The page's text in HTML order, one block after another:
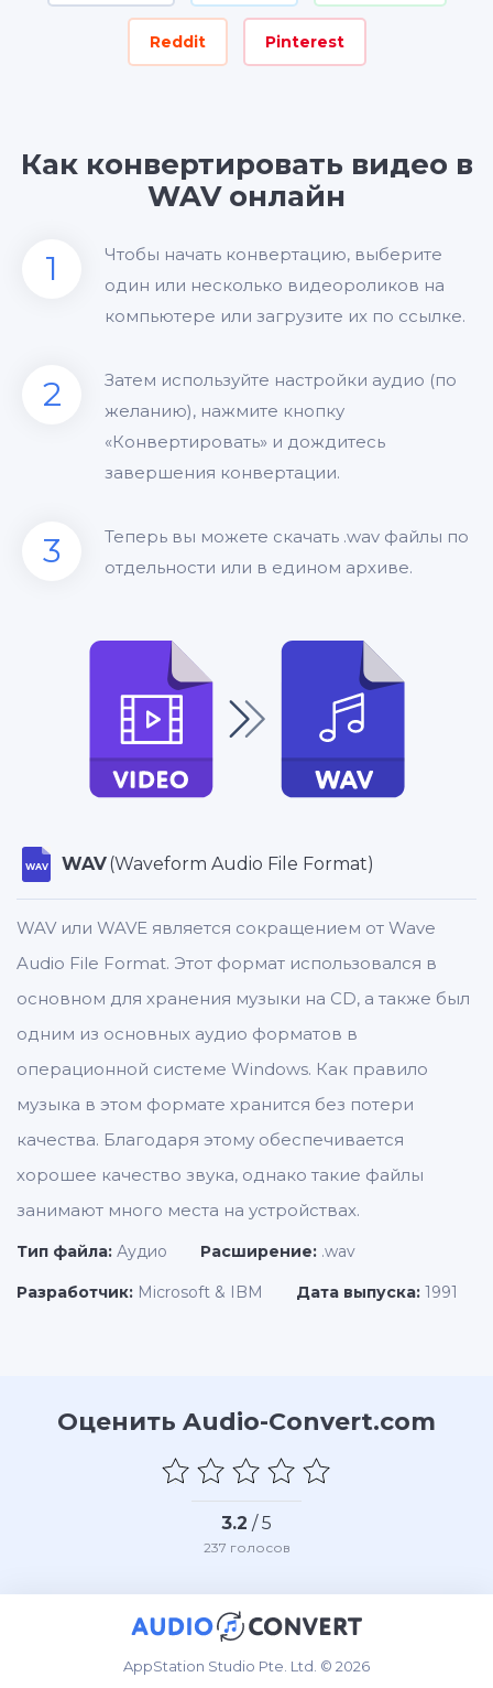
Reddit Pinterest
Как конвертировать видео в
WAV онлайн
1
Чтобы начать конвертацию, выберите
один или несколько видеороликов на
компьютере или загрузите их по ссылке.
2
Затем используйте настройки аудио (по
желанию), нажмите кнопку
«Конвертировать» и дождитесь
завершения конвертации.
3
Теперь вы можете скачать .wav файлы по
отдельности или в едином архиве.
WAV WAV(Waveform Audio File Format)
WAV или WAVE является сокращением от Wave
Audio File Format. Этот формат использовался в
основном для хранения музыки на CD, а также был
одним из основных аудио форматов в
операционной системе Windows. Как правило
музыка в этом формате хранится без потери
качества. Благодаря этому обеспечивается
хорошее качество звука, однако такие файлы
занимают много места на устройствах.
Тип файла: Аудио Расширение: .wav
Разработчик: Microsoft & IBM Дата выпуска: 1991
Оценить Audio-Convert.com
3.2 / 5
237 голосов
AppStation Studio Pte. Ltd. © 2026